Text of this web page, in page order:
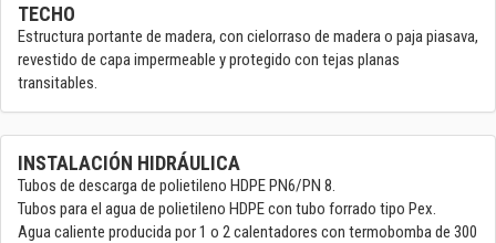
TECHO
Estructura portante de madera, con cielorraso de madera o paja piasava,
revestido de capa impermeable y protegido con tejas planas
transitables.
INSTALACIÓN HIDRÁULICA
Tubos de descarga de polietileno HDPE PN6/PN 8.
Tubos para el agua de polietileno HDPE con tubo forrado tipo Pex.
Agua caliente producida por 1 o 2 calentadores con termobomba de 300